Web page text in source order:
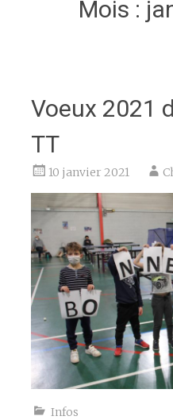
Mois :
Voeux 2021
TT
10 janvier 2021
Infos